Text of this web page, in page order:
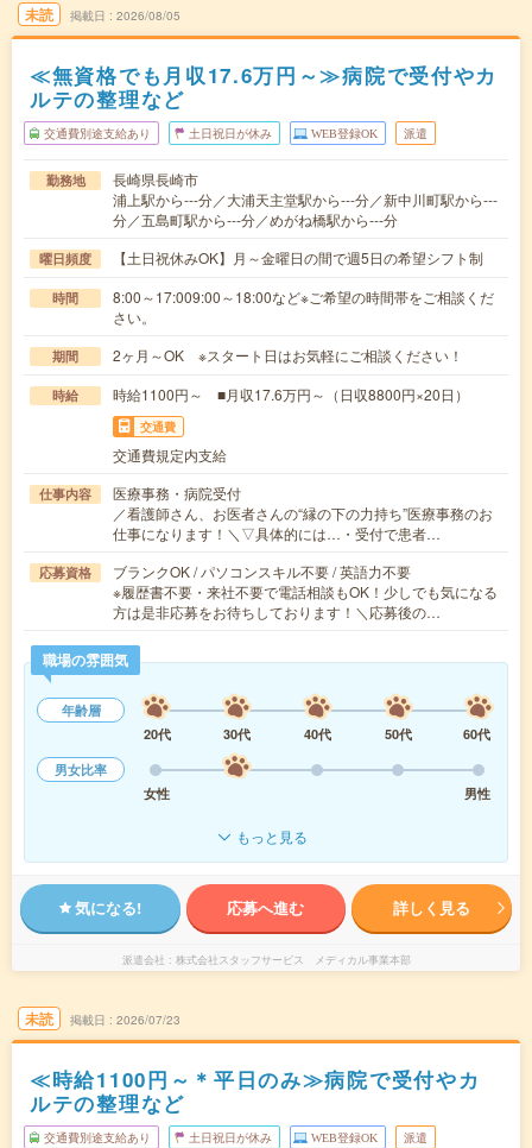
未読 掲載日 2026/08/05
≪無資格でも月収17.6万円～≫病院で受付やカ
ルテの整理など
交通費別途支給あり 土日祝日が休み WEB登録OK 派遣
勤務地
長崎県長崎市
浦上駅から---分／大浦天主堂駅から---分／新中川町駅から---
分／五島町駅から---分／めがね橋駅から---分
曜日頻度 【土日祝休みOK】月～金曜日の間で週5日の希望シフト制
時間
8:00～17:009:00～18:00など※ご希望の時間帯をご相談くだ
さい。
期間 2ヶ月～OK ※スタート日はお気軽にご相談ください！
時給 時給1100円～ ■月収17.6万円～（日収8800円×20日）
交通費
交通費規定内支給
仕事内容
医療事務・病院受付
／看護師さん、お医者さんの“縁の下の力持ち”医療事務のお
仕事になります！＼▽具体的には…・受付で患者…
応募資格
ブランクOK / パソコンスキル不要 / 英語力不要
※履歴書不要・来社不要で電話相談もOK！少しでも気になる
方は是非応募をお待ちしております！＼応募後の…
職場の雰囲気
年齢層
20代
30代 40代 50代
60代
男女比率
女性
男性
もっと見る
気になる! 応募へ進む 詳しく見る
派遣会社 株式会社スタッフサービス メディカル事業本部
未読 掲載日 2026/07/23
≪時給1100円～＊平日のみ≫病院で受付やカ
ルテの整理など
交通費別途支給あり 土日祝日が休み WEB登録OK 派遣